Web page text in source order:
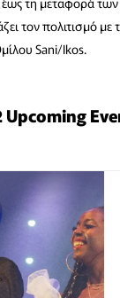
τον πολιτισμό
Sani/Ikos.